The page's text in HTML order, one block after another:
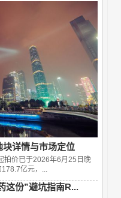
块详情与市场定位
拍价已于2026年6月25日晚
亿元‌，...
这份”避坑指南R...